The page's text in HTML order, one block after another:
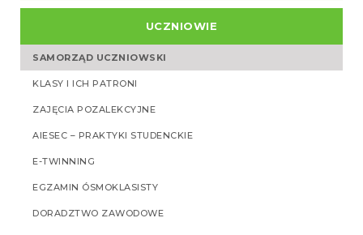
UCZNIOWIE
SAMORZĄD UCZNIOWSKI
KLASY I ICH PATRONI
ZAJĘCIA POZALEKCYJNE
AIESEC – PRAKTYKI STUDENCKIE
E-TWINNING
EGZAMIN ÓSMOKLASISTY
DORADZTWO ZAWODOWE